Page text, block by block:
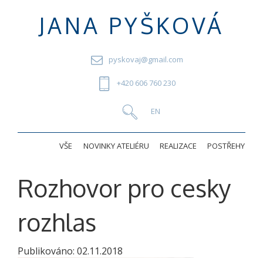
JANA PYŠKOVÁ
pyskovaj@gmail.com
+420 606 760 230
VŠE NOVINKY ATELIÉRU REALIZACE POSTŘEHY
Rozhovor pro cesky
rozhlas
Publikováno: 02.11.2018